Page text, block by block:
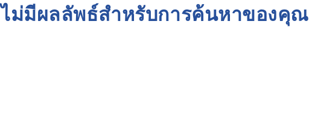
ไม่มีผลลัพธ์สำหรับการค้นหาของคุณ